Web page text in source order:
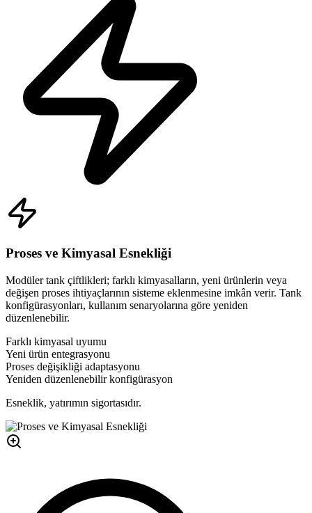
Proses ve Kimyasal Esnekliği
Modüler tank çiftlikleri; farklı kimyasalların, yeni ürünlerin veya
değişen proses ihtiyaçlarının sisteme eklenmesine imkân verir. Tank
konfigürasyonları, kullanım senaryolarına göre yeniden
düzenlenebilir.
Farklı kimyasal uyumu
Yeni ürün entegrasyonu
Proses değişikliği adaptasyonu
Yeniden düzenlenebilir konfigürasyon
Esneklik, yatırımın sigortasıdır.